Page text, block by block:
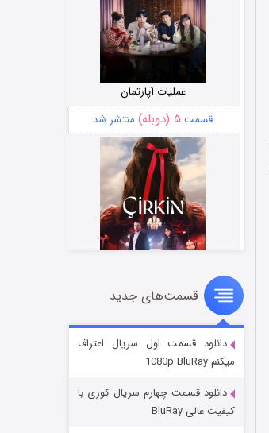
عملیات آپارتمان
قسمت ۵ (دوبله) منتشر شد
سریال زشت
قسمت۲ (زیرنویس) منتشر شد
قسمت‌های جدید
دانلود قسمت اول سریال اعتراف
میکنم 1080p BluRay
دانلود قسمت چهارم سریال کوری با
کیفیت عالی BluRay